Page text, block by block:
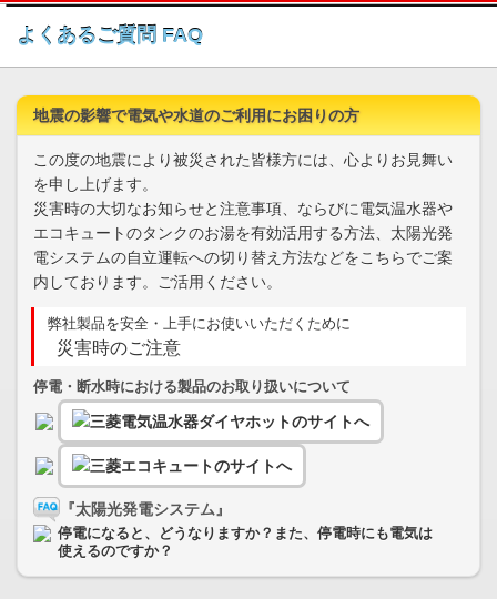
このページの本文へ
よくあるご質問 FAQ
地震の影響で電気や水道のご利用にお困りの方
この度の地震により被災された皆様方には、心よりお見舞い
を申し上げます。
災害時の大切なお知らせと注意事項、ならびに電気温水器や
エコキュートのタンクのお湯を有効活用する方法、太陽光発
電システムの自立運転への切り替え方法などをこちらでご案
内しております。ご活用ください。
弊社製品を安全・上手にお使いいただくために
災害時のご注意
停電・断水時における製品のお取り扱いについて
『太陽光発電システム』
停電になると、どうなりますか？また、停電時にも電気は
使えるのですか？